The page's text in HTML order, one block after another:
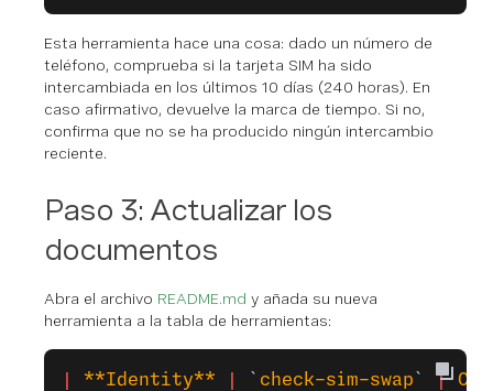
Esta herramienta hace una cosa: dado un número de
teléfono, comprueba si la tarjeta SIM ha sido
intercambiada en los últimos 10 días (240 horas). En
caso afirmativo, devuelve la marca de tiempo. Si no,
confirma que no se ha producido ningún intercambio
reciente.
Paso 3: Actualizar los
documentos
Abra el archivo README.md y añada su nueva
herramienta a la tabla de herramientas:
**Identity** ` check-sim-swap ` |